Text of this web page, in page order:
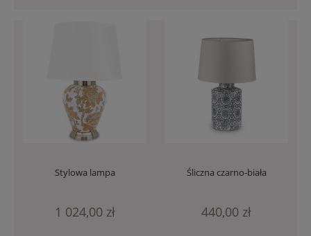
Stylowa lampa
166476
1 024,00 zł
Śliczna czarno-biała
440,00 zł